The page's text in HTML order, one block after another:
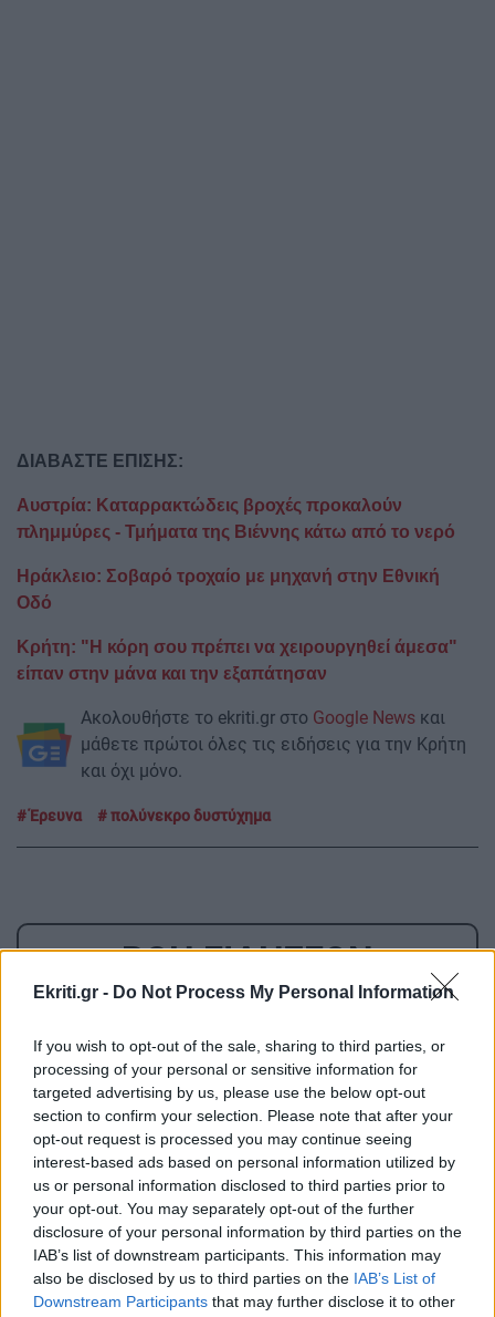
Ekriti.gr - Do Not Process My Personal Information
If you wish to opt-out of the sale, sharing to third parties, or
processing of your personal or sensitive information for
targeted advertising by us, please use the below opt-out
section to confirm your selection. Please note that after your
opt-out request is processed you may continue seeing
interest-based ads based on personal information utilized by
us or personal information disclosed to third parties prior to
your opt-out. You may separately opt-out of the further
disclosure of your personal information by third parties on the
IAB’s list of downstream participants. This information may
also be disclosed by us to third parties on the IAB’s List of
Downstream Participants that may further disclose it to other
ΔΙΑΒΑΣΤΕ ΕΠΙΣΗΣ:
Αυστρία: Καταρρακτώδεις βροχές προκαλούν
πλημμύρες - Τμήματα της Βιέννης κάτω από το νερό
Ηράκλειο: Σοβαρό τροχαίο με μηχανή στην Εθνική
Οδό
Κρήτη: "Η κόρη σου πρέπει να χειρουργηθεί άμεσα"
είπαν στην μάνα και την εξαπάτησαν
Ακολουθήστε το ekriti.gr στο Google News και
μάθετε πρώτοι όλες τις ειδήσεις για την Κρήτη
και όχι μόνο.
Έρευνα πολύνεκρο δυστύχημα
ΡΟΗ ΕΙΔΗΣΕΩΝ
Έκρηξη σε επιχείρηση στην Θέρισο: Μία
σύλληψη από την Αστυνομία
09:45
ΑΥΤΟΔΙΟΙΚΗΣΗ
Δήμος Βιάννου: Οι ώρες και οι μέρες
λειτουργίας του γραφείου Δακοκτονίας
09:36
ΚΟΣΜΟΣ
Ακρίδες σκέπασαν τον ουρανό στη Ρωσία: